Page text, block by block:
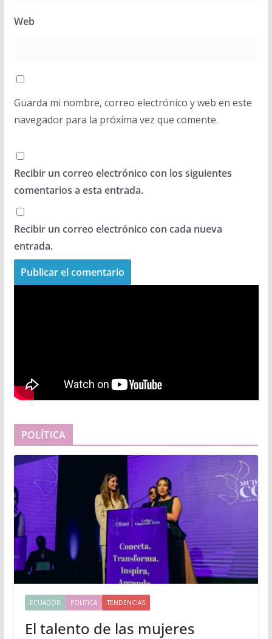
Web
Guarda mi nombre, correo electrónico y web en este
navegador para la próxima vez que comente.
Recibir un correo electrónico con los siguientes
comentarios a esta entrada.
Recibir un correo electrónico con cada nueva
entrada.
POLÍTICA
ECUADOR POLITICA TENDENCIAS
El talento de las mujeres